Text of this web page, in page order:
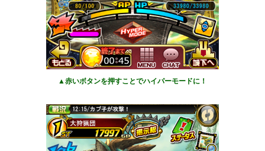
▲赤いボタンを押すことでハイパーモードに！